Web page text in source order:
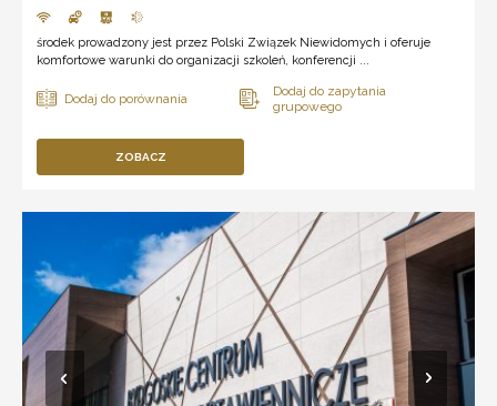
środek prowadzony jest przez Polski Związek Niewidomych i oferuje
komfortowe warunki do organizacji szkoleń, konferencji ...
ZOBACZ